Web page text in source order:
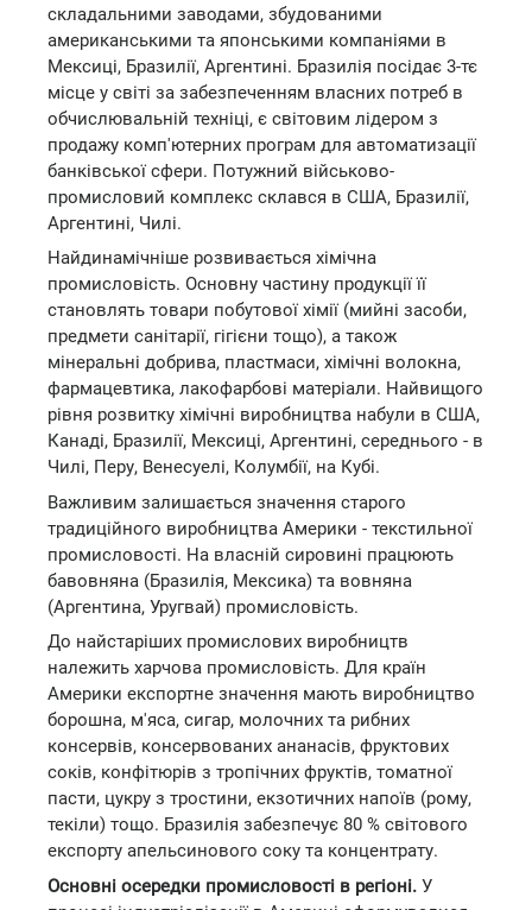
складальними заводами, збудованими
американськими та японськими компаніями в
Мексиці, Бразилії, Аргентині. Бразилія посідає 3-тє
місце у світі за забезпеченням власних потреб в
обчислювальній техніці, є світовим лідером з
продажу комп'ютерних програм для автоматизації
банківської сфери. Потужний військово-
промисловий комплекс склався в США, Бразилії,
Аргентині, Чилі.
Найдинамічніше розвивається хімічна
промисловість. Основну частину продукції її
становлять товари побутової хімії (мийні засоби,
предмети санітарії, гігієни тощо), а також
мінеральні добрива, пластмаси, хімічні волокна,
фармацевтика, лакофарбові матеріали. Найвищого
рівня розвитку хімічні виробництва набули в США,
Канаді, Бразилії, Мексиці, Аргентині, середнього - в
Чилі, Перу, Венесуелі, Колумбії, на Кубі.
Важливим залишається значення старого
традиційного виробництва Америки - текстильної
промисловості. На власній сировині працюють
бавовняна (Бразилія, Мексика) та вовняна
(Аргентина, Уругвай) промисловість.
До найстаріших промислових виробництв
належить харчова промисловість. Для країн
Америки експортне значення мають виробництво
борошна, м'яса, сигар, молочних та рибних
консервів, консервованих ананасів, фруктових
соків, конфітюрів з тропічних фруктів, томатної
пасти, цукру з тростини, екзотичних напоїв (рому,
текіли) тощо. Бразилія забезпечує 80 % світового
експорту апельсинового соку та концентрату.
Основні осередки промисловості в регіоні. У